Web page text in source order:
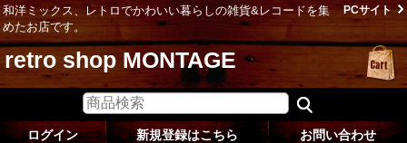
和洋ミックス、レトロでかわいい暮らしの雑貨&レコードを集
めたお店です。
PCサイト
retro shop MONTAGE
ログイン 新規登録はこちら お問い合わせ